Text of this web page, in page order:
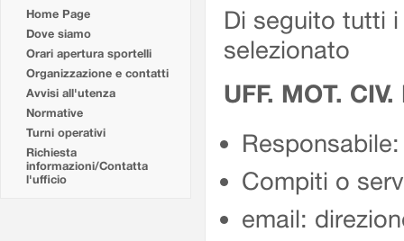
Home Page
Dove siamo
Orari apertura sportelli
Organizzazione e contatti
Avvisi all'utenza
Normative
Turni operativi
Richiesta
informazioni/Contatta
l'ufficio
Di seguito tutti
selezionato
UFF. MOT.
Compiti o
email: